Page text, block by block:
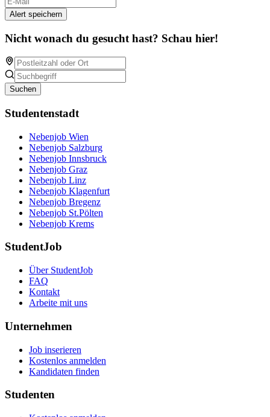
Alert speichern
Nicht wonach du gesucht hast? Schau hier!
Suchen
Studentenstadt
Nebenjob Wien
Nebenjob Salzburg
Nebenjob Innsbruck
Nebenjob Graz
Nebenjob Linz
Nebenjob Klagenfurt
Nebenjob Bregenz
Nebenjob St.Pölten
Nebenjob Krems
StudentJob
Über StudentJob
FAQ
Kontakt
Arbeite mit uns
Unternehmen
Job inserieren
Kostenlos anmelden
Kandidaten finden
Studenten